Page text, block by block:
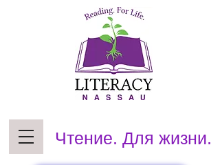
Чтение. Для жизни.